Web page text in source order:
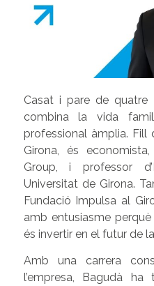
Casat i pare de quatre
combina la vida
professional àmplia. Fill
Girona, és
Group, i professor
Universitat de Girona.
Fundació Impulsa al
amb entusiasme
és invertir en el futur de
Amb una carrera
l’empresa, Bagudà